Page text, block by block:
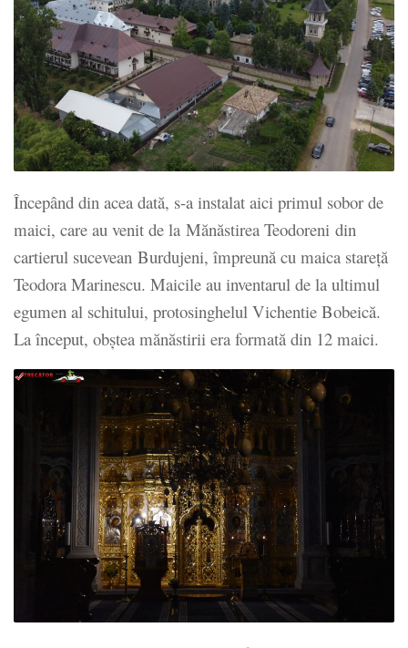
Începând din acea dată, s-a instalat aici primul sobor de
maici, care au venit de la Mănăstirea Teodoreni din
cartierul sucevean Burdujeni, împreună cu maica stareță
Teodora Marinescu. Maicile au inventarul de la ultimul
egumen al schitului, protosinghelul Vichentie Bobeică.
La început, obștea mănăstirii era formată din 12 maici.